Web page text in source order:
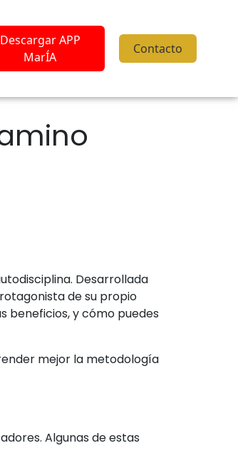
Descargar APP
MarÍA
Contacto
Desarrollada
de su propio
beneficios, y cómo puedes
mejor la metodología
Algunas de estas